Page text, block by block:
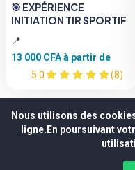
🎯 EXPÉRIENCE
INITIATION TIR SPORTIF
📍
13 000 CFAà partir de
5.0
(8)
Nous utilisons des
ligne.En poursuivant